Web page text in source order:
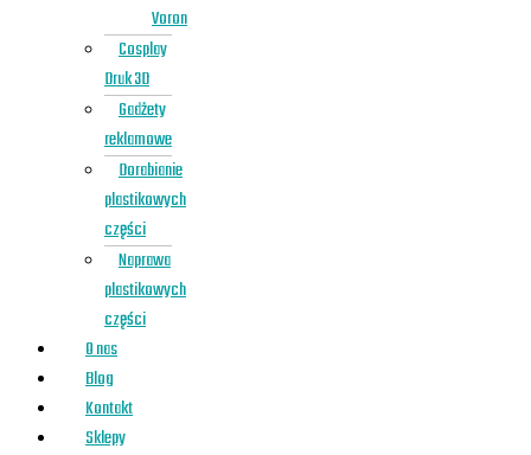
Voron
Cosplay
Druk 3D
Gadżety
reklamowe
Dorabianie
plastikowych
części
Naprawa
plastikowych
części
O nas
Blog
Kontakt
Sklepy